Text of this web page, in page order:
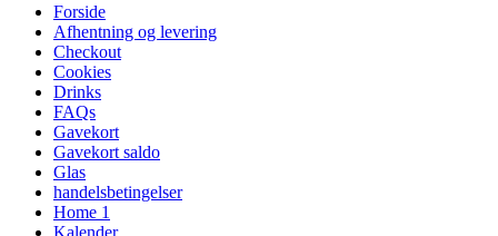
Forside
Afhentning og levering
Checkout
Cookies
Drinks
FAQs
Gavekort
Gavekort saldo
Glas
handelsbetingelser
Home 1
Kalender